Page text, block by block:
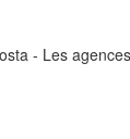
- Les